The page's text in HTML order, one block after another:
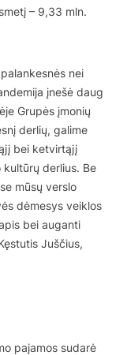
– 9,33 mln.
nei
įnešė daug
Grupės įmonių
derlių, galime
bei ketvirtąjį
derlius. Be
mūsų verslo
dėmesys veiklos
bei auganti
Juščius,
pajamos sudarė